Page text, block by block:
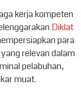
kerja kompeten
Diklat
para
relevan dalam
pelabuhan,
muat.